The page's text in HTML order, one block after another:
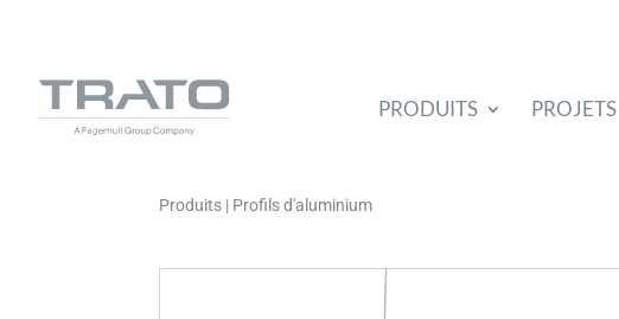
PRODUITS PROJETS
Produits | Profils d'aluminium